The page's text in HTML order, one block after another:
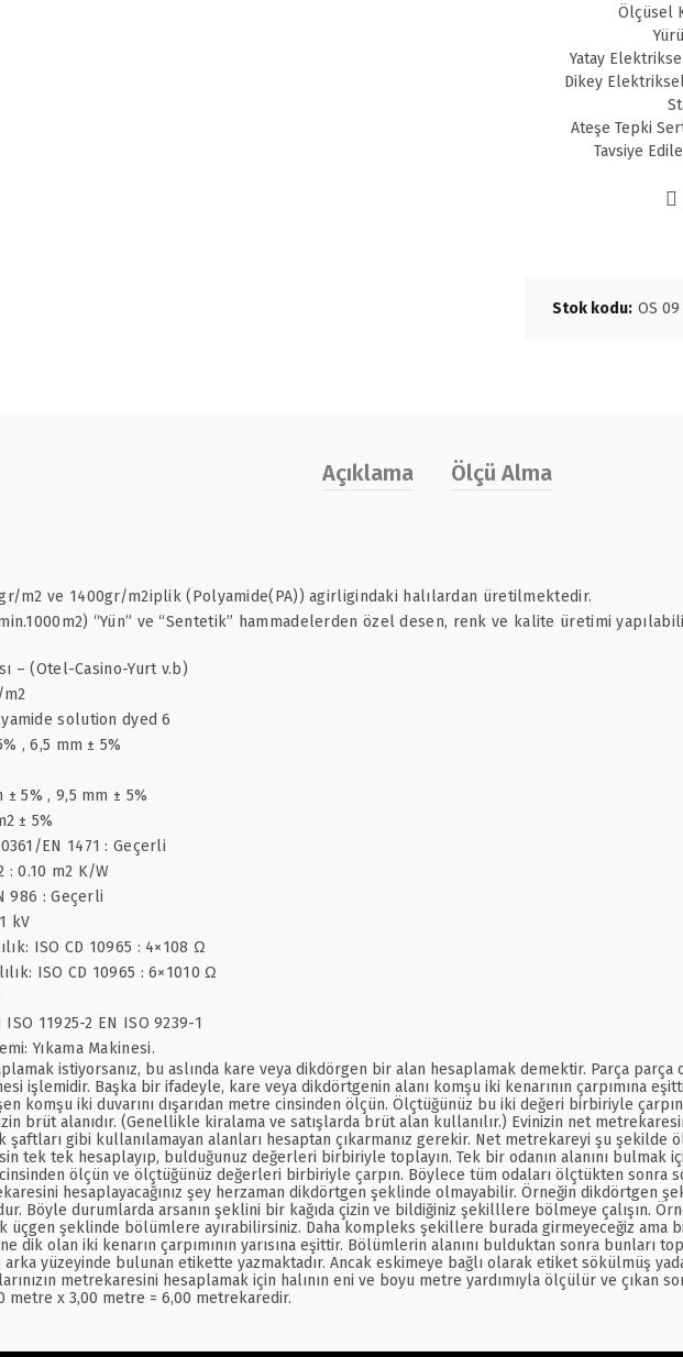
Ölçüsel
Yatay
Dikey Elektriksel
Ateşe Tepki
Tavsiye
Stok kodu: OS
Açıklama Ölçü Alma
m2 ve 1400gr/m2iplik (Polyamide(PA)) agirligindaki halılardan üretilmektedir.
“Yün” ve “Sentetik” hammadelerden özel desen, renk ve kalite üretimi
– (Otel-Casino-Yurt v.b)
m2
solution dyed 6
, 6,5 mm ± 5%
5% , 9,5 mm ± 5%
± 5%
EN 1471 : Geçerli
: 0.10 m2 K/W
986 : Geçerli
kV
ISO CD 10965 : 4×108 Ω
ISO CD 10965 : 6×1010 Ω
11925-2 EN ISO 9239-1
Yıkama Makinesi.
istiyorsanız, bu aslında kare veya dikdörgen bir alan hesaplamak demektir. Parça
işlemidir. Başka bir ifadeyle, kare veya dikdörtgenin alanı komşu iki kenarının çarpımına
komşu iki duvarını dışarıdan metre cinsinden ölçün. Ölçtüğünüz bu iki değeri birbiriyle
brüt alanıdır. (Genellikle kiralama ve satışlarda brüt alan kullanılır.) Evinizin net
gibi kullanılamayan alanları hesaptan çıkarmanız gerekir. Net metrekareyi şu şekilde
tek tek hesaplayıp, bulduğunuz değerleri birbiriyle toplayın. Tek bir odanın alanını bulmak
cinsinden ölçün ve ölçtüğünüz değerleri birbiriyle çarpın. Böylece tüm odaları ölçtükten sonra
hesaplayacağınız şey herzaman dikdörtgen şeklinde olmayabilir. Örneğin dikdörtgen
Böyle durumlarda arsanın şeklini bir kağıda çizin ve bildiğiniz şekilllere bölmeye çalışın.
üçgen şeklinde bölümlere ayırabilirsiniz. Daha kompleks şekillere burada girmeyeceğiz ama
dik olan iki kenarın çarpımının yarısına eşittir. Bölümlerin alanını bulduktan sonra bunları
arka yüzeyinde bulunan etikette yazmaktadır. Ancak eskimeye bağlı olarak etiket sökülmüş
metrekaresini hesaplamak için halının eni ve boyu metre yardımıyla ölçülür ve çıkan
metre x 3,00 metre = 6,00 metrekaredir.